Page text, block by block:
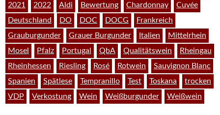
2021
2022 Aldi Bewertung Chardonnay
Cuvée
Deutschland
DO DOC DOCG
Frankreich
Grauburgunder
Grauer Burgunder Italien
Mittelrhein
Mosel
Pfalz Portugal QbA Qualitätswein
Rheingau
Rheinhessen
Riesling Rosé Rotwein
Sauvignon Blanc
Spanien
Spätlese Tempranillo Test Toskana
trocken
VDP
Verkostung Wein Weißburgunder Weißwein